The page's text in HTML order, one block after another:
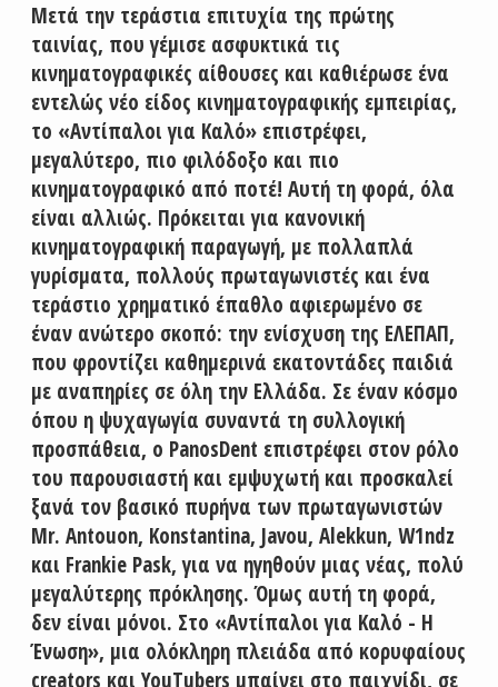
Μετά την τεράστια επιτυχία της πρώτης
ταινίας, που γέμισε ασφυκτικά τις
κινηματογραφικές αίθουσες και καθιέρωσε ένα
εντελώς νέο είδος κινηματογραφικής εμπειρίας,
το «Αντίπαλοι για Καλό» επιστρέφει,
μεγαλύτερο, πιο φιλόδοξο και πιο
κινηματογραφικό από ποτέ! Αυτή τη φορά, όλα
είναι αλλιώς. Πρόκειται για κανονική
κινηματογραφική παραγωγή, με πολλαπλά
γυρίσματα, πολλούς πρωταγωνιστές και ένα
τεράστιο χρηματικό έπαθλο αφιερωμένο σε
έναν ανώτερο σκοπό: την ενίσχυση της ΕΛΕΠΑΠ,
που φροντίζει καθημερινά εκατοντάδες παιδιά
με αναπηρίες σε όλη την Ελλάδα. Σε έναν κόσμο
όπου η ψυχαγωγία συναντά τη συλλογική
προσπάθεια, ο PanosDent επιστρέφει στον ρόλο
του παρουσιαστή και εμψυχωτή και προσκαλεί
ξανά τον βασικό πυρήνα των πρωταγωνιστών
Mr. Antouon, Konstantina, Javou, Alekkun, W1ndz
και Frankie Pask, για να ηγηθούν μιας νέας, πολύ
μεγαλύτερης πρόκλησης. Όμως αυτή τη φορά,
δεν είναι μόνοι. Στο «Αντίπαλοι για Καλό - Η
Ένωση», μια ολόκληρη πλειάδα από κορυφαίους
creators και YouTubers μπαίνει στο παιχνίδι, σε